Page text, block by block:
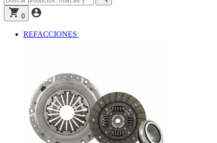
0
REFACCIONES